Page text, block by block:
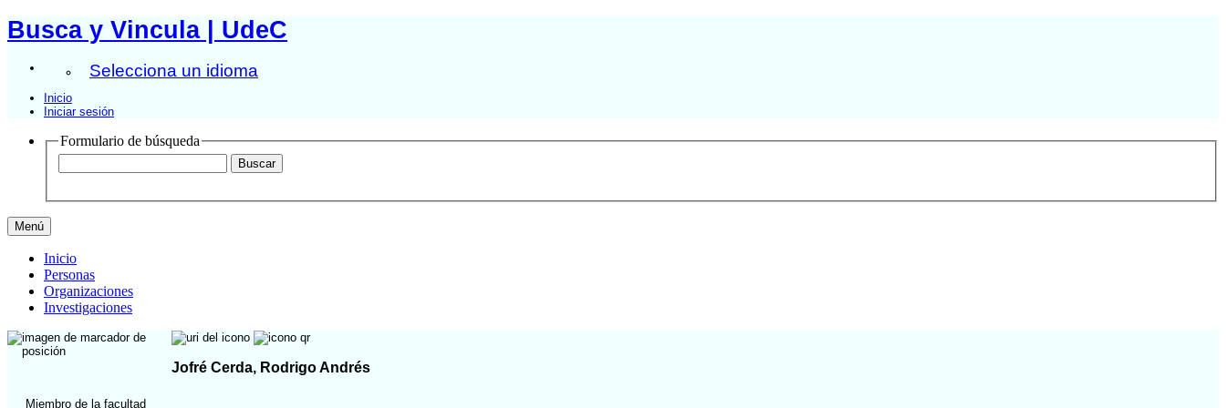
Busca y Vincula | UdeC
Selecciona un idioma
Inicio
Iniciar sesión
Formulario de búsqueda
Menú
Inicio
Personas
Organizaciones
Investigaciones
Jofré Cerda, Rodrigo Andrés
Miembro de la facultad